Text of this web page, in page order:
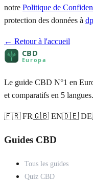
notre Politique de
protection des données à
← Retour à l'accueil
Le guide CBD N°1 en
et comparatifs en 5 langues.
🇫🇷 FR🇬🇧 EN🇩🇪 DE
Guides CBD
Tous les guides
Quiz CBD